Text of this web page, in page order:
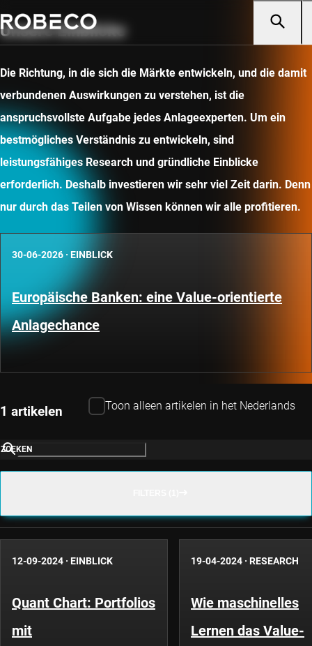
Unsere Einblicke
Die Richtung, in die sich die Märkte entwickeln, und die damit
verbundenen Auswirkungen zu verstehen, ist die
anspruchsvollste Aufgabe jedes Anlageexperten. Um ein
bestmögliches Verständnis zu entwickeln, sind
leistungsfähiges Research und gründliche Einblicke
erforderlich. Deshalb investieren wir sehr viel Zeit darin. Denn
nur durch das Teilen von Wissen können wir alle profitieren.
30-06-2026 · EINBLICK
Europäische Banken: eine Value-orientierte
Anlagechance
1 artikelen Toon alleen artikelen in het Nederlands
ZOEKEN
12-09-2024 · EINBLICK
Quant Chart: Portfolios
mit
19-04-2024 · RESEARCH
Wie maschinelles
Lernen das Value-